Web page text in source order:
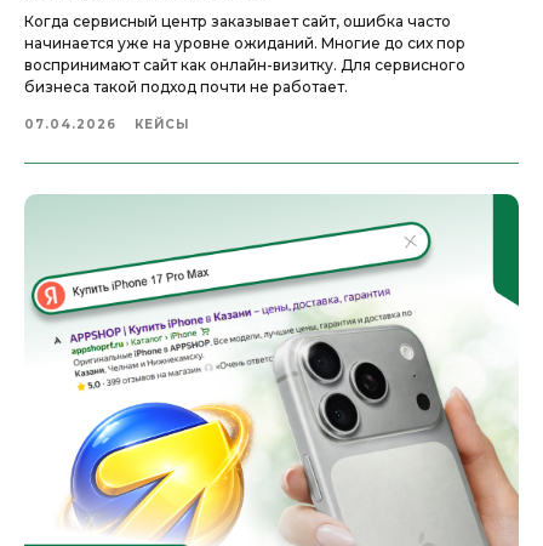
Когда сервисный центр заказывает сайт, ошибка часто
начинается уже на уровне ожиданий. Многие до сих пор
воспринимают сайт как онлайн-визитку. Для сервисного
бизнеса такой подход почти не работает.
07.04.2026 КЕЙСЫ